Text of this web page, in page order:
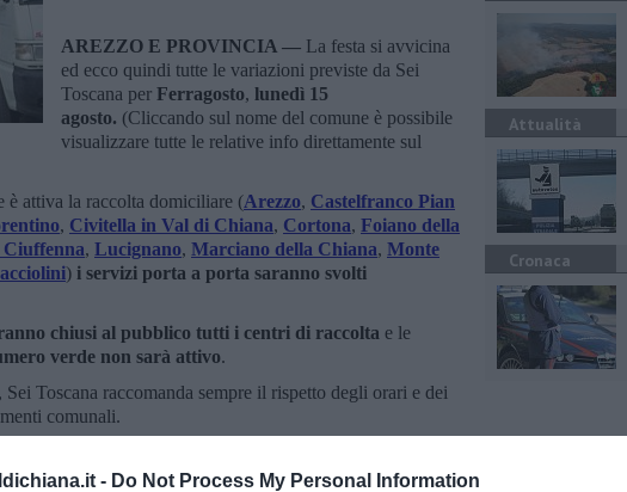
- Do Not Process My Personal Information
AREZZO E PROVINCIA — La festa si avvicina
ed ecco quindi tutte le variazioni previste da Sei
Toscana per Ferragosto, lunedì 15
agosto. (Cliccando sul nome del comune è possibile
visualizzare tutte le relative info direttamente sul
è attiva la raccolta domiciliare (Arezzo, Castelfranco Pian
, Civitella in Val di Chiana, Cortona, Foiano della
, Lucignano, Marciano della Chiana, Monte
) i servizi porta a porta saranno svolti
chiusi al pubblico tutti i centri di raccolta e le
verde non sarà attivo.
Toscana raccomanda sempre il rispetto degli orari e dei
comunali.
Attualità
Cronaca